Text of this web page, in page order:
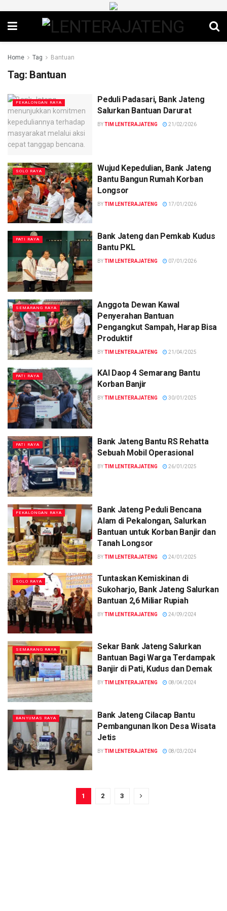
Home Tag Bantuan
Tag: Bantuan
PEKALONGAN RAYA
Peduli Padasari, Bank Jateng
Salurkan Bantuan Darurat
BYTIM LENTERAJATENG 21/02/2026
SOLO RAYA
Wujud Kepedulian, Bank Jateng
Bantu Bangun Rumah Korban
Longsor
BYTIM LENTERAJATENG 17/01/2026
PATI RAYA
Bank Jateng dan Pemkab Kudus
Bantu PKL
BYTIM LENTERAJATENG 07/01/2026
SEMARANG RAYA
Anggota Dewan Kawal
Penyerahan Bantuan
Pengangkut Sampah, Harap Bisa
Produktif
BYTIM LENTERAJATENG 21/04/2025
PATI RAYA
KAI Daop 4 Semarang Bantu
Korban Banjir
BYTIM LENTERAJATENG 30/01/2025
PATI RAYA
Bank Jateng Bantu RS Rehatta
Sebuah Mobil Operasional
BYTIM LENTERAJATENG 26/01/2025
PEKALONGAN RAYA
Bank Jateng Peduli Bencana
Alam di Pekalongan, Salurkan
Bantuan untuk Korban Banjir dan
Tanah Longsor
BYTIM LENTERAJATENG 24/01/2025
SOLO RAYA
Tuntaskan Kemiskinan di
Sukoharjo, Bank Jateng Salurkan
Bantuan 2,6 Miliar Rupiah
BYTIM LENTERAJATENG 24/09/2024
SEMARANG RAYA
Sekar Bank Jateng Salurkan
Bantuan Bagi Warga Terdampak
Banjir di Pati, Kudus dan Demak
BYTIM LENTERAJATENG 08/04/2024
BANYUMAS RAYA
Bank Jateng Cilacap Bantu
Pembangunan Ikon Desa Wisata
Jetis
BYTIM LENTERAJATENG 08/03/2024
1 2 3